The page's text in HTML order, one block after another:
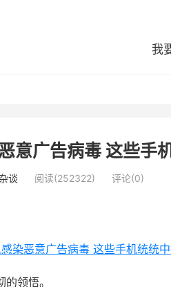
我
意广告病毒 这些手
谈 阅读(252322) 评论(0)
领悟。